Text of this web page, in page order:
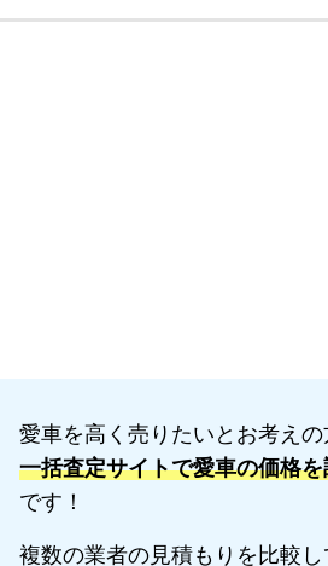
愛車を高く売りたいとお考えの
一括査定サイトで愛車の価格
です！
複数の業者の見積もりを比較し